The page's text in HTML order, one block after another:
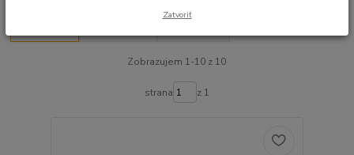
Zobrazujem 1-10 z 10
strana z 1
Zatvoriť